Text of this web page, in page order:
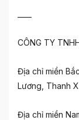
CÔNG TY
Địa chỉ miền
Lương, Thanh
Địa chỉ miền